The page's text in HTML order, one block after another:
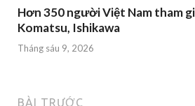
Hơn 350 người Việt Nam tham
Komatsu, Ishikawa
Tháng sáu 9, 2026
BÀI TRƯỚC